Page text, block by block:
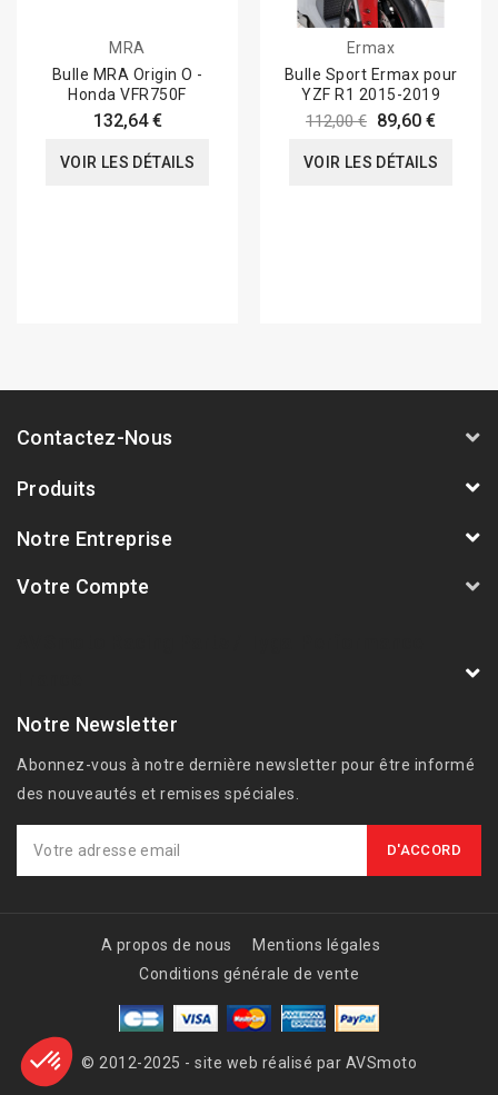
MRA
Bulle MRA Origin O -
Honda VFR750F
132,64 €
VOIR LES DÉTAILS
Ermax
Bulle Sport Ermax pour
YZF R1 2015-2019
112,00 € 89,60 €
VOIR LES DÉTAILS
Contactez-Nous
Produits
Notre Entreprise
Votre Compte
Notre Newsletter
Abonnez-vous à notre dernière newsletter pour être informé
des nouveautés et remises spéciales.
A propos de nous
Mentions légales
Conditions générale de vente
© 2012-2025 - site web réalisé par AVSmoto